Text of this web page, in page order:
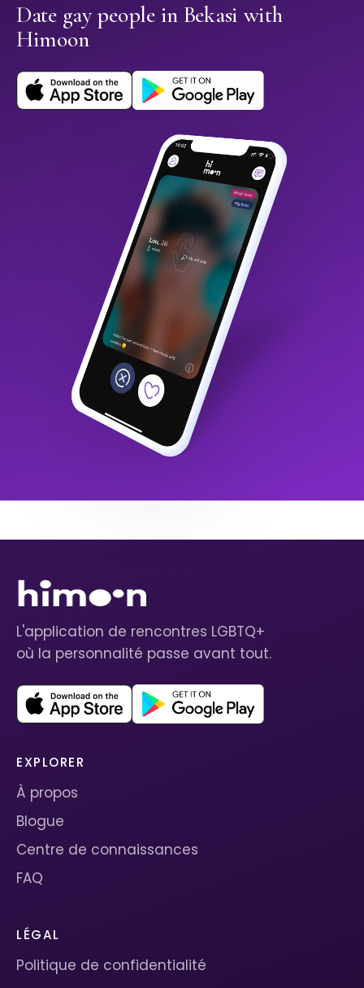
Date gay people in Bekasi with
Himoon
L'application de rencontres LGBTQ+
où la personnalité passe avant tout.
EXPLORER
À propos
Blogue
Centre de connaissances
FAQ
LÉGAL
Politique de confidentialité